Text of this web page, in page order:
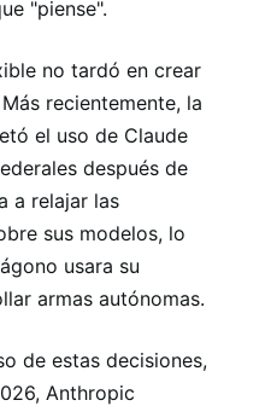
"piense".
no tardó en crear
recientemente, la
el uso de Claude
después de
a relajar las
sus modelos, lo
usara su
armas autónomas.
de estas decisiones,
Anthropic